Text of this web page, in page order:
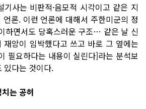
사는 비판적·음모적 시각이고 같은 지
론. 이런 언론에 대해서 주한미군의 정
하면서도 당혹스러운 구조… 같은 날 신
재앙이 임박했다고 쓰고 바로 그 옆에는
필요하다는 내용이 실린다]라는 분석보
있다는 것이다.
는 공허